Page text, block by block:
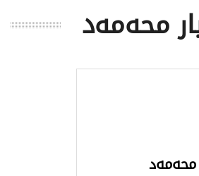
محەمەد
محەمەد